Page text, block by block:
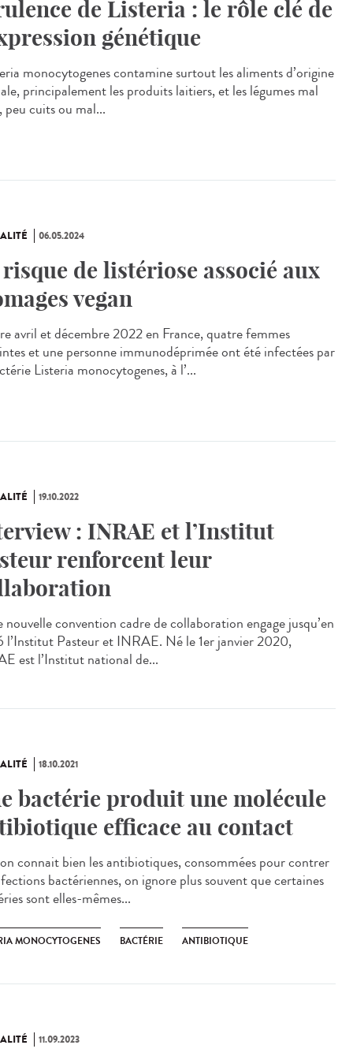
de Listeria : le rôle clé de
génétique
monocytogenes contamine surtout les aliments d’origine
principalement les produits laitiers, et les légumes mal
peu cuits ou mal...
06.05.2024
de listériose associé aux
vegan
avril et décembre 2022 en France, quatre femmes
et une personne immunodéprimée ont été infectées par
Listeria monocytogenes, à l’...
19.10.2022
: INRAE et l’Institut
renforcent leur
convention cadre de collaboration engage jusqu’en
l’Institut Pasteur et INRAE. Né le 1er janvier 2020,
est l’Institut national de...
18.10.2021
bactérie produit une molécule
efficace au contact
connait bien les antibiotiques, consommées pour contrer
bactériennes, on ignore plus souvent que certaines
sont elles-mêmes...
MONOCYTOGENES BACTÉRIE ANTIBIOTIQUE
11.09.2023